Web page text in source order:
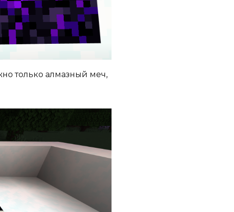
только алмазный меч,